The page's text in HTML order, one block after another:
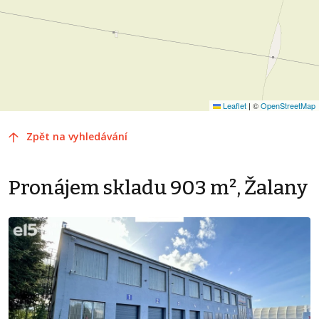
Leaflet | ©OpenStreetMap
Zpět na vyhledávání
Pronájem skladu 903 m², Žalany